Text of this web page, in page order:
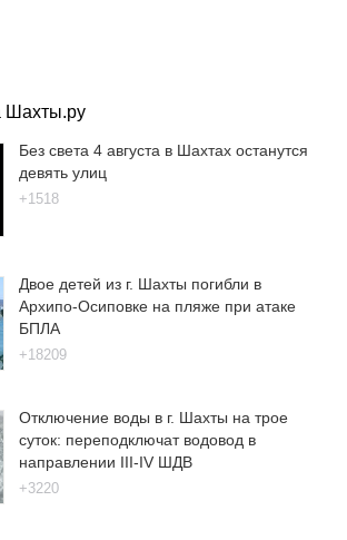
Шахты.ру
Без света 4 августа в Шахтах останутся
девять улиц
+1518
Двое детей из г. Шахты погибли в
Архипо-Осиповке на пляже при атаке
БПЛА
+18209
Отключение воды в г. Шахты на трое
суток: переподключат водовод в
направлении III-IV ШДВ
+3220